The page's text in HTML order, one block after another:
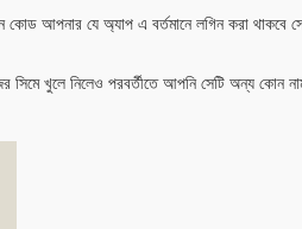
যে অ্যাপ এ বর্তমানে লগিন করা থাকবে
খুলে নিলেও পরবর্তীতে আপনি সেটি অন্য কোন